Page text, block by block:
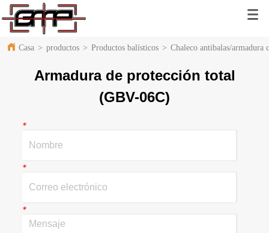
Casa > productos > Productos balísticos > Chaleco antibalas/armadura
Armadura de protección total
(GBV-06C)
*
*
*